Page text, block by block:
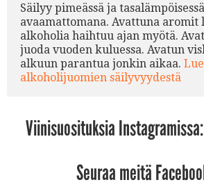
Säilyy pimeässä ja
avaamattomana. Avattuna aromit
alkoholia haihtuu ajan myötä.
juoda vuoden kuluessa. Avatun
alkuun parantua jonkin aikaa.
alkoholijuomien säilyvyydestä
Viinisuosituksia Instagramissa:
Seuraa meitä